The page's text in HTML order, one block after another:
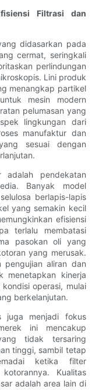
Filtrasi dan
didasarkan pada
cermat, seringkali
perlindungan
Lini produk
menangkap partikel
mesin modern
pelumasan yang
lingkungan dari
manufaktur dan
sesuai dengan
pendekatan
Banyak model
berlapis-lapis
yang semakin kecil
efisiensi
terlalu membatasi
pasokan oli yang
yang merusak.
pengujian aliran dan
menetapkan kinerja
operasi, mulai
berkelanjutan.
juga menjadi fokus
ini mencakup
tidak tersaring
tinggi, sambil tetap
ketika filter
Kualitas
adalah area lain di